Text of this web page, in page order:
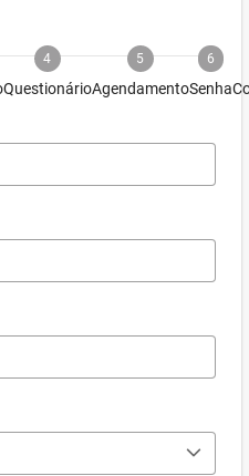
4
Questionário
5
Agendamento
6
Senha